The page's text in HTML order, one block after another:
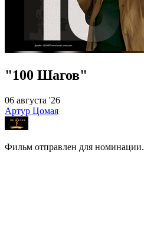
"100 Шагов"
06 августа '26
Артур Цомая
Фильм отправлен для номинации.